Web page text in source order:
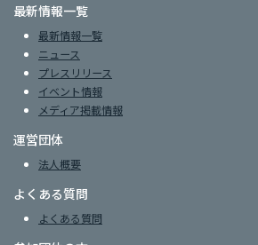
最新情報一覧
最新情報一覧
ニュース
プレスリリース
イベント情報
メディア掲載情報
運営団体
法人概要
よくある質問
よくある質問